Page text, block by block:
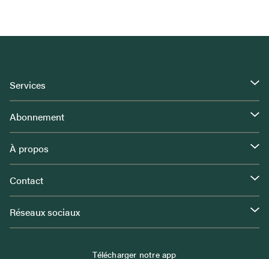
Services
Abonnement
À propos
Contact
Réseaux sociaux
Télécharger notre app